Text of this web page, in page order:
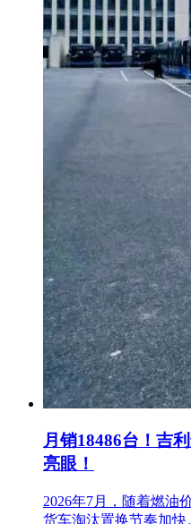
月销18486台！吉
亮眼！
2026年7月，随着燃油
货车淘汰置换节奏加